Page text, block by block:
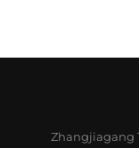
Zhangjiagang